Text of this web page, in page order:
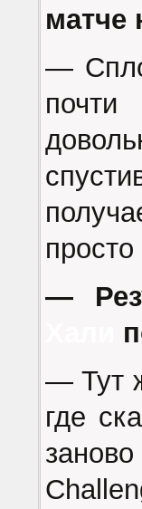
матче
—
—
— Тут
где